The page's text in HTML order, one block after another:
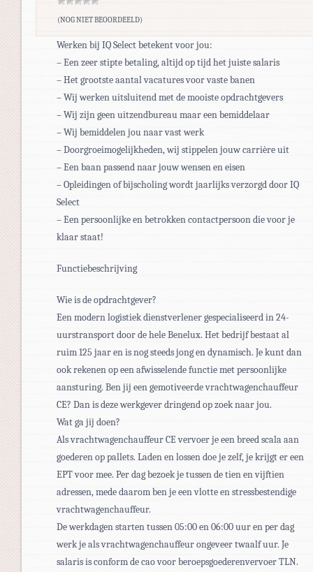
(NOG NIET BEOORDEELD)
Werken bij IQ Select betekent voor jou:
– Een zeer stipte betaling, altijd op tijd het juiste salaris
– Het grootste aantal vacatures voor vaste banen
– Wij werken uitsluitend met de mooiste opdrachtgevers
– Wij zijn geen uitzendbureau maar een bemiddelaar
– Wij bemiddelen jou naar vast werk
– Doorgroeimogelijkheden, wij stippelen jouw carrière uit
– Een baan passend naar jouw wensen en eisen
– Opleidingen of bijscholing wordt jaarlijks verzorgd door IQ
Select
– Een persoonlijke en betrokken contactpersoon die voor je
klaar staat!
Functiebeschrijving
Wie is de opdrachtgever?
Een modern logistiek dienstverlener gespecialiseerd in 24-
uurstransport door de hele Benelux. Het bedrijf bestaat al
ruim 125 jaar en is nog steeds jong en dynamisch. Je kunt dan
ook rekenen op een afwisselende functie met persoonlijke
aansturing. Ben jij een gemotiveerde vrachtwagenchauffeur
CE? Dan is deze werkgever dringend op zoek naar jou.
Wat ga jij doen?
Als vrachtwagenchauffeur CE vervoer je een breed scala aan
goederen op pallets. Laden en lossen doe je zelf, je krijgt er een
EPT voor mee. Per dag bezoek je tussen de tien en vijftien
adressen, mede daarom ben je een vlotte en stressbestendige
vrachtwagenchauffeur.
De werkdagen starten tussen 05:00 en 06:00 uur en per dag
werk je als vrachtwagenchauffeur ongeveer twaalf uur. Je
salaris is conform de cao voor beroepsgoederenvervoer TLN.